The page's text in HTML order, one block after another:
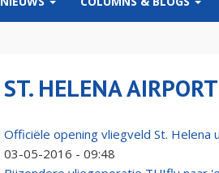
ST. HELENA AIRPORT
Officiële opening vliegveld St. Helena
03-05-2016 - 09:48